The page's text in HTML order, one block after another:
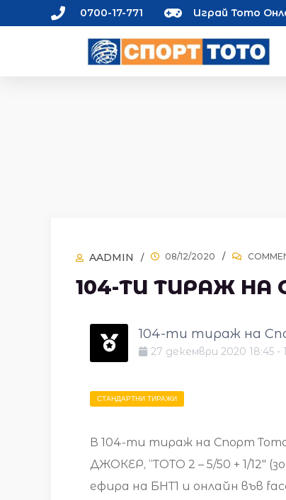
0700-17-771 Играй Тото
AADMIN 08/12/2020
104-ТИ ТИРАЖ НА
104-ти тираж на
27 декември 2020 18:45 -
СТАНДАРТНИ ТИРАЖИ
В 104-ти тираж на Спорт Тото,
ДЖОКЕР, “ТОТО 2 – 5/50 + 1/12″
ефира на БНТ1 и онлайн във